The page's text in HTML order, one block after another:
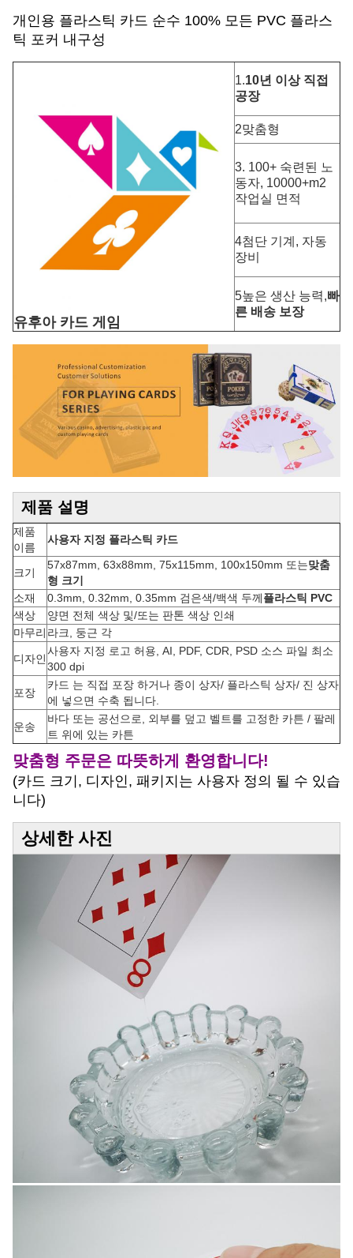
개인용 플라스틱 카드 순수 100% 모든 PVC 플라스
틱 포커 내구성
유후아 카드 게임
1.10년 이상 직접
공장
2맞춤형
3. 100+ 숙련된 노
동자, 10000+m2
작업실 면적
4첨단 기계, 자동
장비
5높은 생산 능력,빠
른 배송 보장
제품 설명
제품
이름
사용자 지정 플라스틱 카드
크기
57x87mm, 63x88mm, 75x115mm, 100x150mm 또는맞춤
형 크기
소재
0.3mm, 0.32mm, 0.35mm 검은색/백색 두께플라스틱 PVC
색상
양면 전체 색상 및/또는 판톤 색상 인쇄
마무리 라크, 둥근 각
디자인
사용자 지정 로고 허용, AI, PDF, CDR, PSD 소스 파일 최소
300 dpi
포장
카드 는 직접 포장 하거나 종이 상자/ 플라스틱 상자/ 진 상자
에 넣으면 수축 됩니다.
운송
바다 또는 공선으로, 외부를 덮고 벨트를 고정한 카튼 / 팔레
트 위에 있는 카튼
맞춤형 주문은 따뜻하게 환영합니다!
(카드 크기, 디자인, 패키지는 사용자 정의 될 수 있습
니다)
상세한 사진